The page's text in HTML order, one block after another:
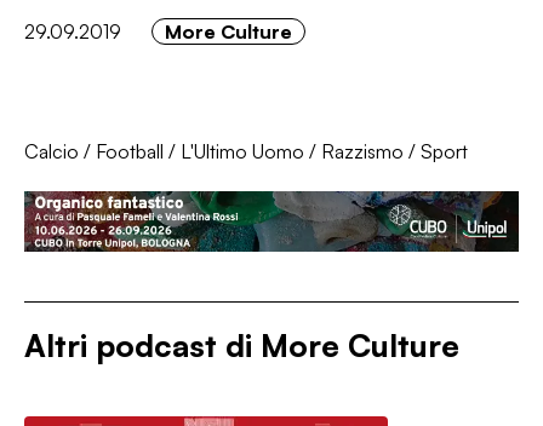
29.09.2019 More Culture
Calcio / Football / L'Ultimo Uomo / Razzismo / Sport
Altri podcast di More Culture